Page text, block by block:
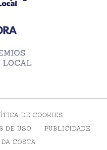
DE COOKIES
DE USO
PUBLICIDADE
COSTA